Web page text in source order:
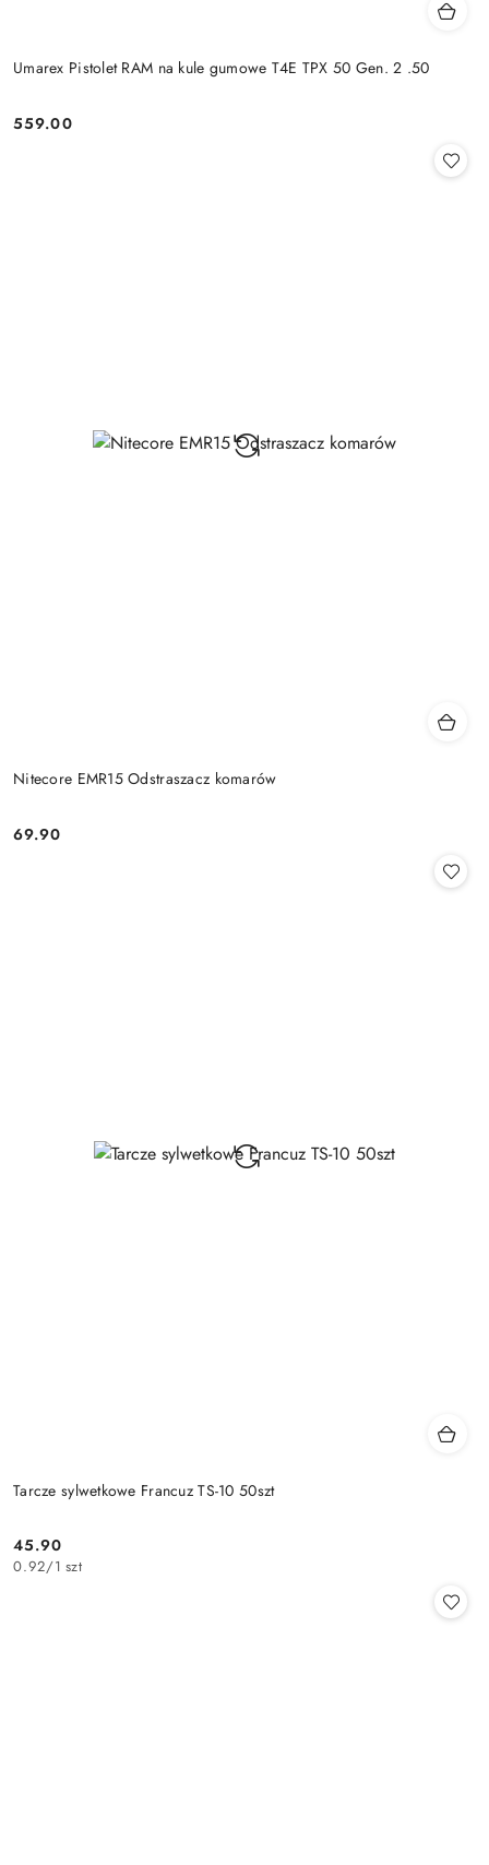
Umarex Pistolet RAM na kule gumowe T4E TPX 50 Gen. 2 .50
Cena:
559.00
Nitecore EMR15 Odstraszacz komarów
Cena:
69.90
Tarcze sylwetkowe Francuz TS-10 50szt
Cena:
45.90
0.92/1 szt